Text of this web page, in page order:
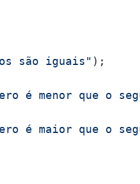
são iguais" );
é menor que o
é maior que o